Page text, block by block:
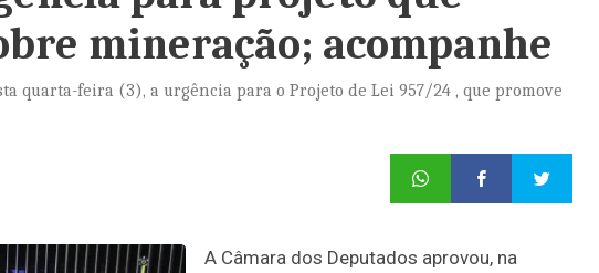
mineração; acompanhe
quarta-feira (3), a urgência para o Projeto de Lei 957/24 , que promove
A Câmara dos Deputados aprovou, na